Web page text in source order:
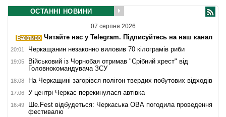
ОСТАННІ НОВИНИ
07 серпня 2026
Читайте нас у Telegram. Підписуйтесь на наш канал
20:01 Черкащанин незаконно виловив 70 кілограмів риби
19:05
Військовий із Чорнобая отримав "Срібний хрест" від
Головнокомандувача ЗСУ
18:08 На Черкащині загорівся полігон твердих побутових відходів
17:06 У центрі Черкас перекинулася автівка
16:49
Ше.Fest відбудеться: Черкаська ОВА погодила проведення
фестивалю